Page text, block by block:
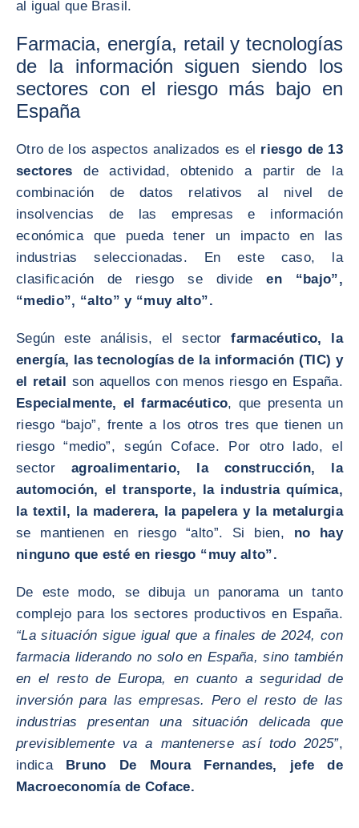
al igual que Brasil.
Farmacia, energía, retail y tecnologías
de la información siguen siendo los
sectores con el riesgo más bajo en
España
Otro de los aspectos analizados es el riesgo de 13
sectores de actividad, obtenido a partir de la
combinación de datos relativos al nivel de
insolvencias de las empresas e información
económica que pueda tener un impacto en las
industrias seleccionadas. En este caso, la
clasificación de riesgo se divideen “bajo”,
“medio”, “alto” y “muy alto”.
Según este análisis, el sectorfarmacéutico, la
energía, las tecnologías de la información (TIC) y
el retail son aquellos con menos riesgo en España.
Especialmente, el farmacéutico, que presenta un
riesgo “bajo”, frente a los otros tres que tienen un
riesgo “medio”, según Coface. Por otro lado, el
sector agroalimentario, la construcción, la
automoción, el transporte, la industria química,
la textil, la maderera, la papelera y la metalurgia
se mantienen en riesgo “alto”. Si bien, no hay
ninguno que esté en riesgo “muy alto”.
De este modo, se dibuja un panorama un tanto
complejo para los sectores productivos en España.
“La situación sigue igual que a finales de 2024, con
farmacia liderando no solo en España, sino también
en el resto de Europa, en cuanto a seguridad de
inversión para las empresas. Pero el resto de las
industrias presentan una situación delicada que
previsiblemente va a mantenerse así todo 2025”,
indica Bruno De Moura Fernandes, jefe de
Macroeconomía de Coface.